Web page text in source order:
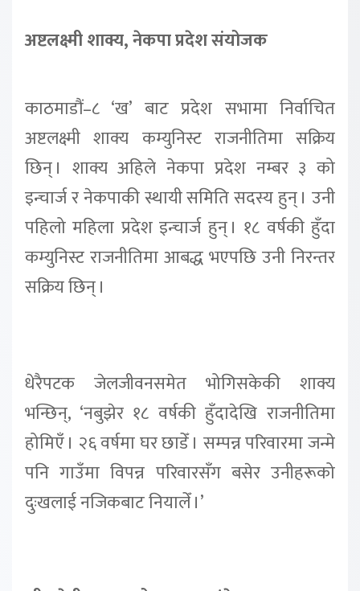
अष्टलक्ष्मी शाक्य, नेकपा प्रदेश संयोजक
काठमाडौं–८ ‘ख’ बाट प्रदेश सभामा निर्वाचित
अष्टलक्ष्मी शाक्य कम्युनिस्ट राजनीतिमा सक्रिय
छिन् । शाक्य अहिले नेकपा प्रदेश नम्बर ३ को
इन्चार्ज र नेकपाकी स्थायी समिति सदस्य हुन् । उनी
पहिलो महिला प्रदेश इन्चार्ज हुन् । १८ वर्षकी हुँदा
कम्युनिस्ट राजनीतिमा आबद्ध भएपछि उनी निरन्तर
सक्रिय छिन् ।
धेरैपटक जेलजीवनसमेत भोगिसकेकी शाक्य
भन्छिन्, ‘नबुझेर १८ वर्षकी हुँदादेखि राजनीतिमा
होमिएँ । २६ वर्षमा घर छाडेँ । सम्पन्न परिवारमा जन्मे
पनि गाउँमा विपन्न परिवारसँग बसेर उनीहरूको
दुःखलाई नजिकबाट नियालेँ ।’